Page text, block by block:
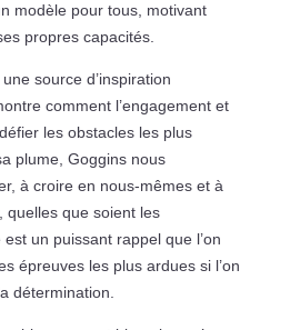
modèle pour tous, motivant
propres capacités.
source d’inspiration
comment l’engagement et
les obstacles les plus
plume, Goggins nous
à croire en nous-mêmes et à
quelles que soient les
un puissant rappel que l’on
épreuves les plus ardues si l’on
détermination.